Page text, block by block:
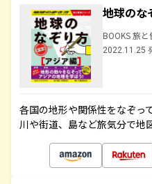
地球の
BOOKS 旅と
2022.11.25
各国の地形や関係性をなぞっ
川や街道、島など旅気分で地